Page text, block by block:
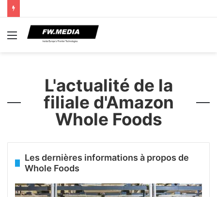
Menu
L'actualité de la
filiale d'Amazon
Whole Foods
Les dernières informations à propos de
Whole Foods